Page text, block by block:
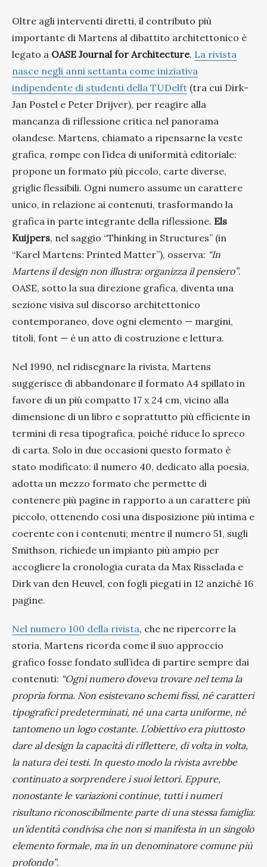
Oltre agli interventi diretti, il contributo più
importante di Martens al dibattito architettonico è
legato a OASE Journal for Architecture. La rivista
nasce negli anni settanta come iniziativa
indipendente di studenti della TUDelft (tra cui Dirk-
Jan Postel e Peter Drijver), per reagire alla
mancanza di riflessione critica nel panorama
olandese. Martens, chiamato a ripensarne la veste
grafica, rompe con l’idea di uniformità editoriale:
propone un formato più piccolo, carte diverse,
griglie flessibili. Ogni numero assume un carattere
unico, in relazione ai contenuti, trasformando la
grafica in parte integrante della riflessione. Els
Kuijpers, nel saggio “Thinking in Structures” (in
“Karel Martens: Printed Matter”), osserva: “In
Martens il design non illustra: organizza il pensiero”.
OASE, sotto la sua direzione grafica, diventa una
sezione visiva sul discorso architettonico
contemporaneo, dove ogni elemento — margini,
titoli, font — è un atto di costruzione e lettura.
Nel 1990, nel ridisegnare la rivista, Martens
suggerisce di abbandonare il formato A4 spillato in
favore di un più compatto 17 x 24 cm, vicino alla
dimensione di un libro e soprattutto più efficiente in
termini di resa tipografica, poiché riduce lo spreco
di carta. Solo in due occasioni questo formato è
stato modificato: il numero 40, dedicato alla poesia,
adotta un mezzo formato che permette di
contenere più pagine in rapporto a un carattere più
piccolo, ottenendo così una disposizione più intima e
coerente con i contenuti; mentre il numero 51, sugli
Smithson, richiede un impianto più ampio per
accogliere la cronologia curata da Max Risselada e
Dirk van den Heuvel, con fogli piegati in 12 anziché 16
pagine.
Nel numero 100 della rivista, che ne ripercorre la
storia, Martens ricorda come il suo approccio
grafico fosse fondato sull’idea di partire sempre dai
contenuti: “Ogni numero doveva trovare nel tema la
propria forma. Non esistevano schemi fissi, né caratteri
tipografici predeterminati, né una carta uniforme, né
tantomeno un logo costante. L’obiettivo era piuttosto
dare al design la capacità di riflettere, di volta in volta,
la natura dei testi. In questo modo la rivista avrebbe
continuato a sorprendere i suoi lettori. Eppure,
nonostante le variazioni continue, tutti i numeri
risultano riconoscibilmente parte di una stessa famiglia:
un’identità condivisa che non si manifesta in un singolo
elemento formale, ma in un denominatore comune più
profondo”.